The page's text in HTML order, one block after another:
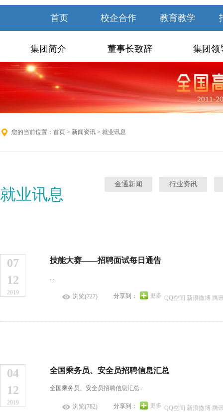
首页 校企合作 教育教学
集团简介 董事长致辞 集团领
您的当前位置： 首页 > 新闻资讯 > 就业讯息
就业讯息
金通新闻 行业资讯
07
12
2019
技能大赛——招聘面试每日通告
...
浏览(727) 分享到： QQ空间 新浪微博 腾
更多
04
12
2019
全国乘务员、安全员招聘信息汇总
全国乘务员、安全员招聘信息汇总...
浏览(782) 分享到： QQ空间 新浪微博 腾
更多